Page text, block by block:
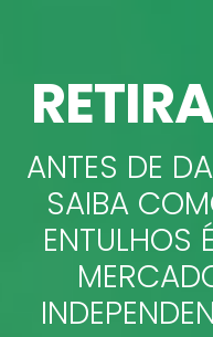
ANTES DE
SAIBA
ENTULHOS